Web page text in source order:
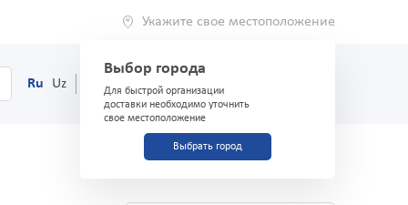
Укажите свое местоположение
Выбор города
Для быстрой организации
доставки необходимо уточнить
свое местоположение
Выбрать город
Ru Uz (71) 200-03-03